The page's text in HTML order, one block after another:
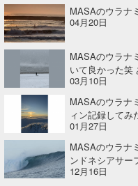
MASAのウラナ
04月20日
MASAのウラナ
いて良かった笑
03月10日
MASAのウラナ
ィン記録してみ
01月27日
MASAのウラナ
ンドネシアサー
12月16日
小川予報士
上田純子
上條将美
唐澤予報士
SancheZ
ゴン
米山予報士